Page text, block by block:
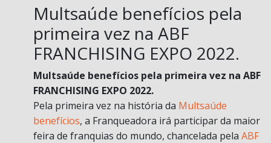
Multsaúde benefícios pela
primeira vez na ABF
FRANCHISING EXPO 2022.
Multsaúde benefícios pela primeira vez na ABF
FRANCHISING EXPO 2022.
Pela primeira vez na história da Multsaúde
benefícios, a Franqueadora irá participar da maior
feira de franquias do mundo, chancelada pela ABF